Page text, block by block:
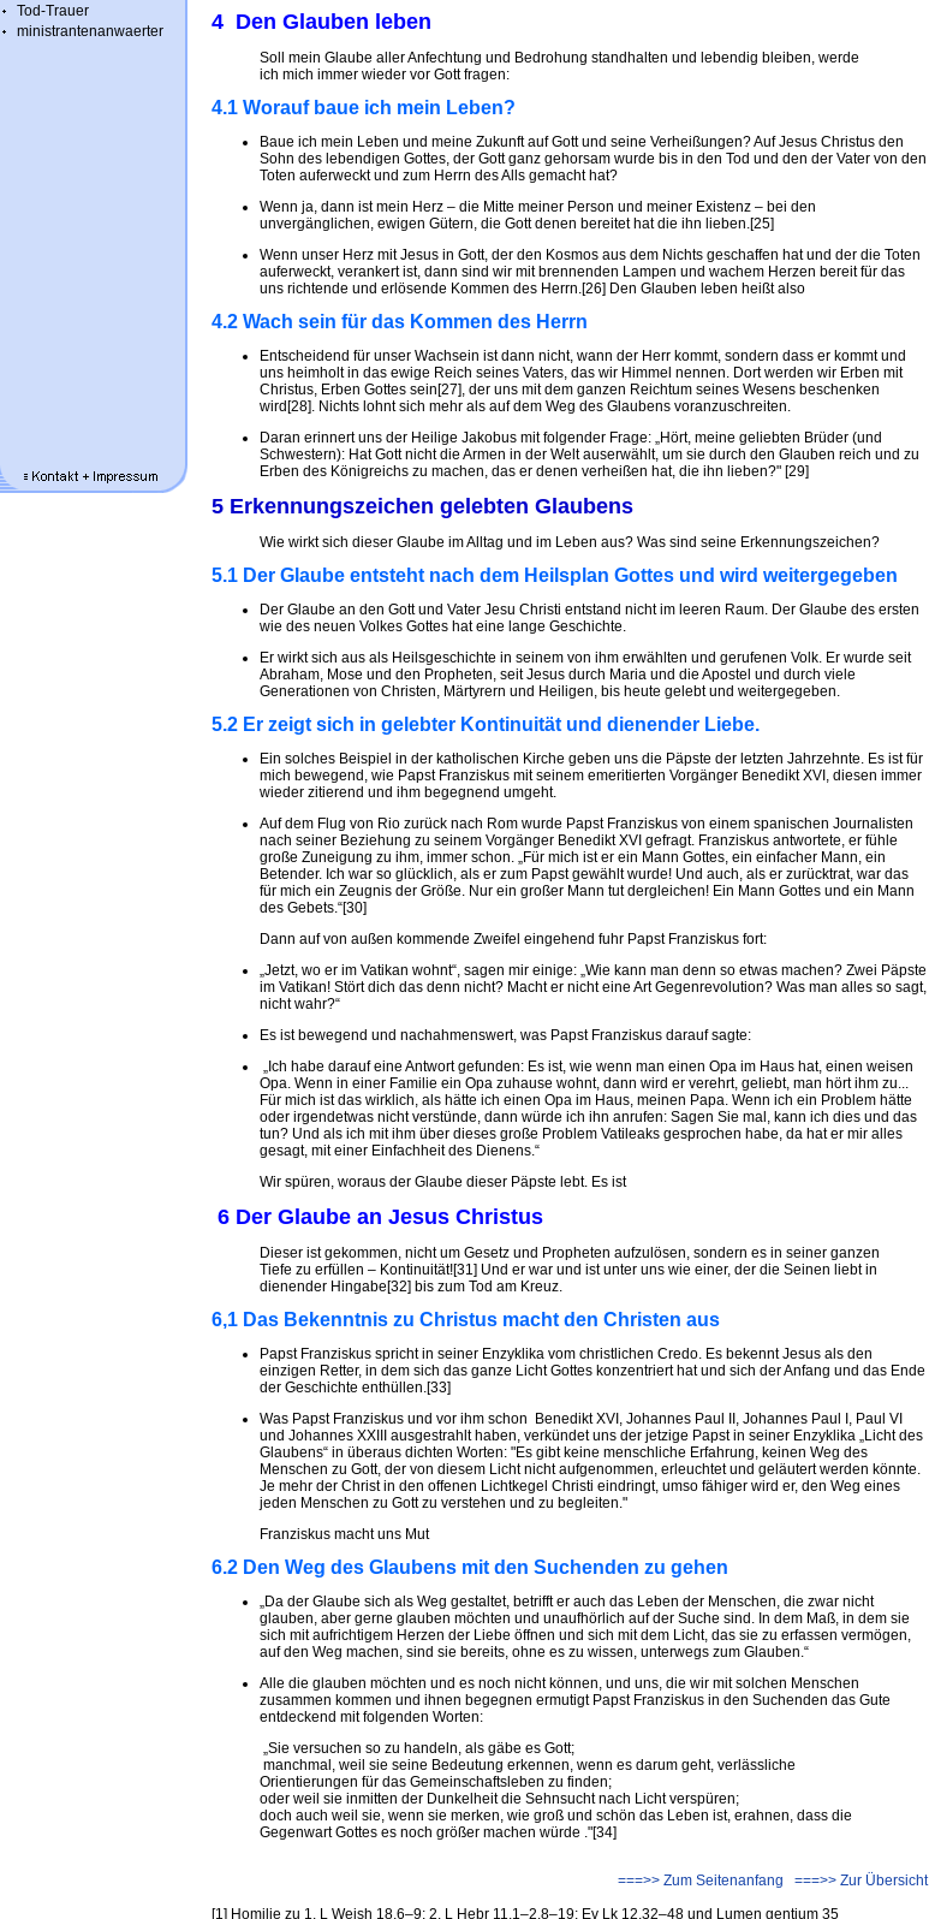
Tod-Trauer
ministrantenanwaerter
4 Den Glauben leben
Soll mein Glaube aller Anfechtung und Bedrohung standhalten und lebendig bleiben, werde
ich mich immer wieder vor Gott fragen:
4.1 Worauf baue ich mein Leben?
Baue ich mein Leben und meine Zukunft auf Gott und seine Verheißungen? Auf Jesus Christus den
Sohn des lebendigen Gottes, der Gott ganz gehorsam wurde bis in den Tod und den der Vater von den
Toten auferweckt und zum Herrn des Alls gemacht hat?
Wenn ja, dann ist mein Herz – die Mitte meiner Person und meiner Existenz – bei den
unvergänglichen, ewigen Gütern, die Gott denen bereitet hat die ihn lieben.[25]
Wenn unser Herz mit Jesus in Gott, der den Kosmos aus dem Nichts geschaffen hat und der die Toten
auferweckt, verankert ist, dann sind wir mit brennenden Lampen und wachem Herzen bereit für das
uns richtende und erlösende Kommen des Herrn.[26] Den Glauben leben heißt also
4.2 Wach sein für das Kommen des Herrn
Entscheidend für unser Wachsein ist dann nicht, wann der Herr kommt, sondern dass er kommt und
uns heimholt in das ewige Reich seines Vaters, das wir Himmel nennen. Dort werden wir Erben mit
Christus, Erben Gottes sein[27], der uns mit dem ganzen Reichtum seines Wesens beschenken
wird[28]. Nichts lohnt sich mehr als auf dem Weg des Glaubens voranzuschreiten.
Daran erinnert uns der Heilige Jakobus mit folgender Frage: „Hört, meine geliebten Brüder (und
Schwestern): Hat Gott nicht die Armen in der Welt auserwählt, um sie durch den Glauben reich und zu
Erben des Königreichs zu machen, das er denen verheißen hat, die ihn lieben?" [29]
5 Erkennungszeichen gelebten Glaubens
Wie wirkt sich dieser Glaube im Alltag und im Leben aus? Was sind seine Erkennungszeichen?
5.1 Der Glaube entsteht nach dem Heilsplan Gottes und wird weitergegeben
Der Glaube an den Gott und Vater Jesu Christi entstand nicht im leeren Raum. Der Glaube des ersten
wie des neuen Volkes Gottes hat eine lange Geschichte.
Er wirkt sich aus als Heilsgeschichte in seinem von ihm erwählten und gerufenen Volk. Er wurde seit
Abraham, Mose und den Propheten, seit Jesus durch Maria und die Apostel und durch viele
Generationen von Christen, Märtyrern und Heiligen, bis heute gelebt und weitergegeben.
5.2 Er zeigt sich in gelebter Kontinuität und dienender Liebe.
Ein solches Beispiel in der katholischen Kirche geben uns die Päpste der letzten Jahrzehnte. Es ist für
mich bewegend, wie Papst Franziskus mit seinem emeritierten Vorgänger Benedikt XVI, diesen immer
wieder zitierend und ihm begegnend umgeht.
Auf dem Flug von Rio zurück nach Rom wurde Papst Franziskus von einem spanischen Journalisten
nach seiner Beziehung zu seinem Vorgänger Benedikt XVI gefragt. Franziskus antwortete, er fühle
große Zuneigung zu ihm, immer schon. „Für mich ist er ein Mann Gottes, ein einfacher Mann, ein
Betender. Ich war so glücklich, als er zum Papst gewählt wurde! Und auch, als er zurücktrat, war das
für mich ein Zeugnis der Größe. Nur ein großer Mann tut dergleichen! Ein Mann Gottes und ein Mann
des Gebets.“[30]
Dann auf von außen kommende Zweifel eingehend fuhr Papst Franziskus fort:
„Jetzt, wo er im Vatikan wohnt“, sagen mir einige: „Wie kann man denn so etwas machen? Zwei Päpste
im Vatikan! Stört dich das denn nicht? Macht er nicht eine Art Gegenrevolution? Was man alles so sagt,
nicht wahr?“
Es ist bewegend und nachahmenswert, was Papst Franziskus darauf sagte:
„Ich habe darauf eine Antwort gefunden: Es ist, wie wenn man einen Opa im Haus hat, einen weisen
Opa. Wenn in einer Familie ein Opa zuhause wohnt, dann wird er verehrt, geliebt, man hört ihm zu...
Für mich ist das wirklich, als hätte ich einen Opa im Haus, meinen Papa. Wenn ich ein Problem hätte
oder irgendetwas nicht verstünde, dann würde ich ihn anrufen: Sagen Sie mal, kann ich dies und das
tun? Und als ich mit ihm über dieses große Problem Vatileaks gesprochen habe, da hat er mir alles
gesagt, mit einer Einfachheit des Dienens.“
Wir spüren, woraus der Glaube dieser Päpste lebt. Es ist
6 Der Glaube an Jesus Christus
Dieser ist gekommen, nicht um Gesetz und Propheten aufzulösen, sondern es in seiner ganzen
Tiefe zu erfüllen – Kontinuität![31] Und er war und ist unter uns wie einer, der die Seinen liebt in
dienender Hingabe[32] bis zum Tod am Kreuz.
6,1 Das Bekenntnis zu Christus macht den Christen aus
Papst Franziskus spricht in seiner Enzyklika vom christlichen Credo. Es bekennt Jesus als den
einzigen Retter, in dem sich das ganze Licht Gottes konzentriert hat und sich der Anfang und das Ende
der Geschichte enthüllen.[33]
Was Papst Franziskus und vor ihm schon Benedikt XVI, Johannes Paul II, Johannes Paul I, Paul VI
und Johannes XXIII ausgestrahlt haben, verkündet uns der jetzige Papst in seiner Enzyklika „Licht des
Glaubens“ in überaus dichten Worten: "Es gibt keine menschliche Erfahrung, keinen Weg des
Menschen zu Gott, der von diesem Licht nicht aufgenommen, erleuchtet und geläutert werden könnte.
Je mehr der Christ in den offenen Lichtkegel Christi eindringt, umso fähiger wird er, den Weg eines
jeden Menschen zu Gott zu verstehen und zu begleiten."
Franziskus macht uns Mut
6.2 Den Weg des Glaubens mit den Suchenden zu gehen
„Da der Glaube sich als Weg gestaltet, betrifft er auch das Leben der Menschen, die zwar nicht
glauben, aber gerne glauben möchten und unaufhörlich auf der Suche sind. In dem Maß, in dem sie
sich mit aufrichtigem Herzen der Liebe öffnen und sich mit dem Licht, das sie zu erfassen vermögen,
auf den Weg machen, sind sie bereits, ohne es zu wissen, unterwegs zum Glauben.“
Alle die glauben möchten und es noch nicht können, und uns, die wir mit solchen Menschen
zusammen kommen und ihnen begegnen ermutigt Papst Franziskus in den Suchenden das Gute
entdeckend mit folgenden Worten:
„Sie versuchen so zu handeln, als gäbe es Gott;
manchmal, weil sie seine Bedeutung erkennen, wenn es darum geht, verlässliche
Orientierungen für das Gemeinschaftsleben zu finden;
oder weil sie inmitten der Dunkelheit die Sehnsucht nach Licht verspüren;
doch auch weil sie, wenn sie merken, wie groß und schön das Leben ist, erahnen, dass die
Gegenwart Gottes es noch größer machen würde ."[34]
===>> Zum Seitenanfang
===>> Zur Übersicht
[1] Homilie zu 1. L Weish 18,6–9; 2. L Hebr 11,1–2.8–19; Ev Lk 12,32–48 und Lumen gentium 35